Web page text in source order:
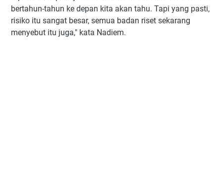
bertahun-tahun ke depan kita akan tahu. Tapi yang pasti,
risiko itu sangat besar, semua badan riset sekarang
menyebut itu juga," kata Nadiem.